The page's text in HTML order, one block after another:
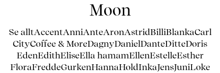
Moon
Se alltAccentAnniAnteAronAstridBilliBlankaCarl
CityCoffee & MoreDagnyDanielDanteDitteDoris
EdenEdithEliseElla hamamEllenEstelleEsther
FloraFreddeGurkenHannaHoldInkaJensJuniLoke